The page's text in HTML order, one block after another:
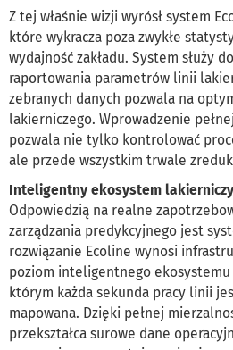
Z tej właśnie wizji wyrósł system
które wykracza poza zwykłe
wydajność zakładu. System służy
raportowania parametrów linii
zebranych danych pozwala na
lakierniczego. Wprowadzenie
pozwala nie tylko kontrolować
ale przede wszystkim trwale
Inteligentny ekosystem lakierniczy
Odpowiedzią na realne
zarządzania predykcyjnego jest
rozwiązanie Ecoline wynosi
poziom inteligentnego
którym każda sekunda pracy linii
mapowana. Dzięki pełnej
przekształca surowe dane